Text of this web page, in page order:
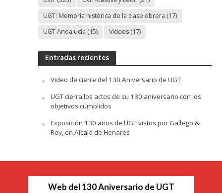
UGT: Memoria histórica de la clase obrera (17)
UGT Andalucia (15) Videos(17)
Entradas recientes
Video de cierre del 130 Aniversario de UGT
UGT cierra los actos de su 130 aniversario con los
objetivos cumplidos
Exposición 130 años de UGT vistos por Gallego &
Rey, en Alcalá de Henares
Web del 130 Aniversario de UGT